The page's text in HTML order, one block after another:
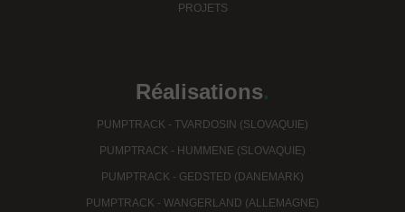
PROJETS
Réalisations.
PUMPTRACK - TVARDOSIN (SLOVAQUIE)
PUMPTRACK - HUMMENE (SLOVAQUIE)
PUMPTRACK - GEDSTED (DANEMARK)
PUMPTRACK - WANGERLAND (ALLEMAGNE)